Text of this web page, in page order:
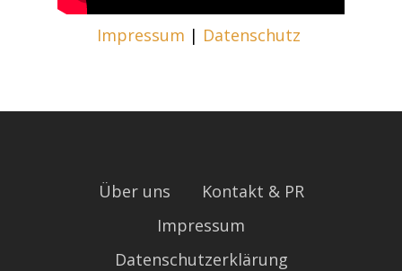
Impressum | Datenschutz
Über uns
Kontakt & PR
Impressum
Datenschutzerklärung